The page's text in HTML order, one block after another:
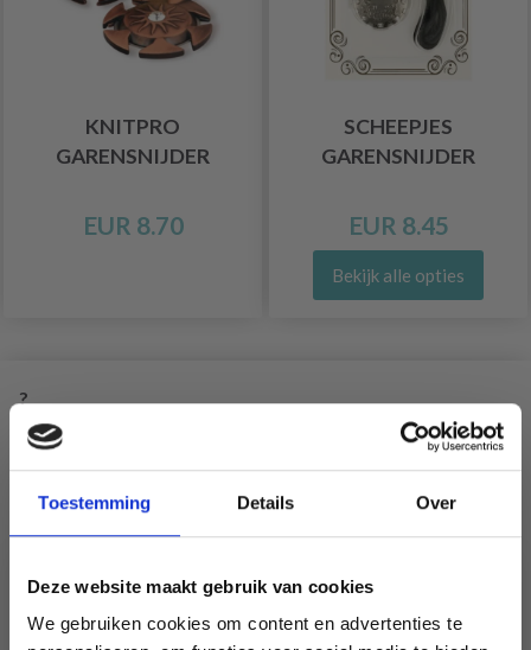
Toestemming Details Over
Deze website maakt gebruik van cookies
We gebruiken cookies om content en advertenties te
KNITPRO
GARENSNIJDER
EUR 8.70
SCHEEPJES
GARENSNIJDER
EUR 8.45
Bekijk alle opties
?